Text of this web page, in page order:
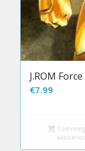
J.ROM
€7.99